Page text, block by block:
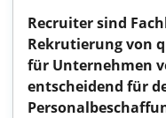
Recruiter sind
Rekrutierung von
für Unternehmen
entscheidend für